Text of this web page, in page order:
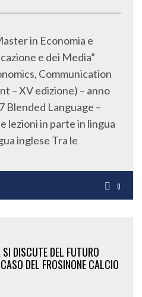
in Economia e
e dei Media”
Communication
– XV edizione) – anno
Blended Language –
lezioni in parte in lingua
inglese Tra le
0
DISCUTE DEL FUTURO
DEL FROSINONE CALCIO